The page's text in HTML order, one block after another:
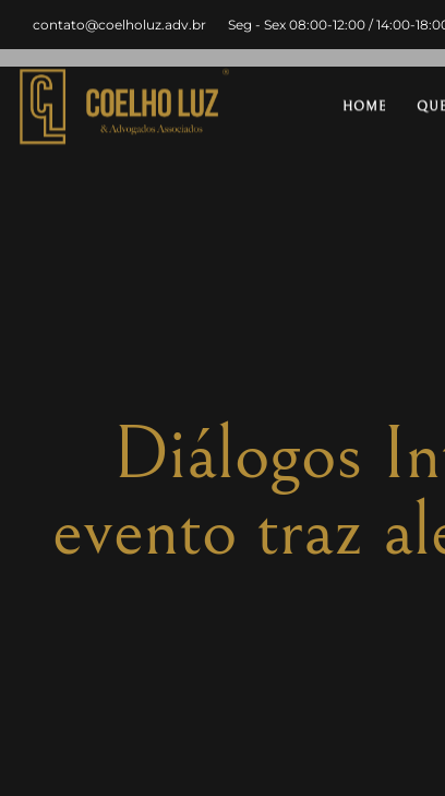
contato@coelholuz.adv.br Seg - Sex 08:00-12:00 / 14:00-
HOME
Diálogos
evento traz